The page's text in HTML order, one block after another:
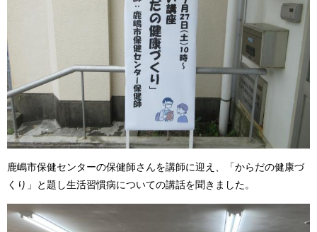
鹿嶋市保健センターの保健師さんを講師に迎え、「からだの健康づ
くり」と題し生活習慣病についての講話を聞きました。